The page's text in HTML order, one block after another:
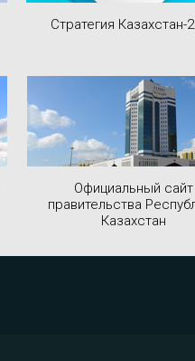
Стратегия Казахстан-
Официальный сайт
правительства
Казахстан